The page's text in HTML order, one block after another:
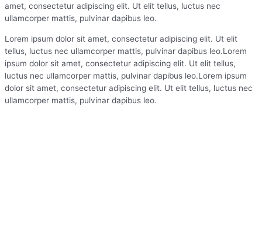
amet, consectetur adipiscing elit. Ut elit tellus, luctus nec
ullamcorper mattis, pulvinar dapibus leo.
Lorem ipsum dolor sit amet, consectetur adipiscing elit. Ut elit
tellus, luctus nec ullamcorper mattis, pulvinar dapibus leo.Lorem
ipsum dolor sit amet, consectetur adipiscing elit. Ut elit tellus,
luctus nec ullamcorper mattis, pulvinar dapibus leo.Lorem ipsum
dolor sit amet, consectetur adipiscing elit. Ut elit tellus, luctus nec
ullamcorper mattis, pulvinar dapibus leo.